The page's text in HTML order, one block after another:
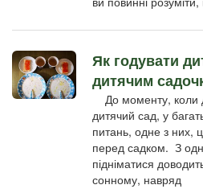
Як годувати
дитячим
До моменту, коли
дитячий сад, у
питань, одне з них,
перед садком. З
підніматися
сонному, навряд